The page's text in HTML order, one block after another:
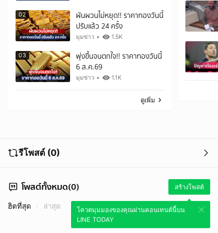
02
ผันผวนไม่หยุด!! ราคาทองวันนี้
ปรับแล้ว 24 ครั้ง
มุมข่าว • 1.5K
03
พุ่งขึ้นจนตกใจ!! ราคาทองวันนี้
6 ส.ค.69
มุมข่าว • 1.1K
ดูเพิ่ม
รีโพสต์ (0)
โพสต์ทั้งหมด(0) สร้างโพสต์
โควตมุมมองของคุณผ่านคอนเทนต์นี้บน
LINE TODAY
ฮิตที่สุด ล่าสุด